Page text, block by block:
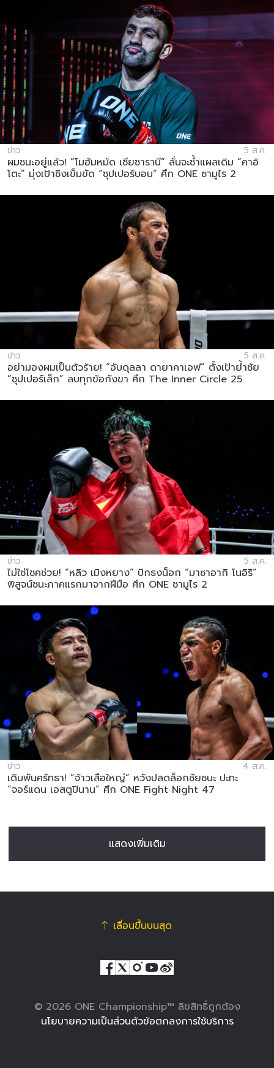
ข่าว 5 ส.ค.
ผมชนะอยู่แล้ว! “โมฮัมหมัด เซียซารานี” ลั่นจะซ้ำแผลเดิม “คาอิ
โตะ” มุ่งเป้าชิงเข็มขัด “ซุปเปอร์บอน” ศึก ONE ซามูไร 2
ข่าว 5 ส.ค.
อย่ามองผมเป็นตัวร้าย! “อับดุลลา ดายาคาเอฟ” ตั้งเป้าย้ำชัย
“ซุปเปอร์เล็ก” ลบทุกข้อกังขา ศึก The Inner Circle 25
ข่าว 5 ส.ค.
ไม่ใช่โชคช่วย! “หลิว เมิงหยาง” ปักธงน็อก “มาซาอากิ โนอิริ”
พิสูจน์ชนะภาคแรกมาจากฝีมือ ศึก ONE ซามูไร 2
ข่าว 4 ส.ค.
เดิมพันศรัทธา! “จ้าวเสือใหญ่” หวังปลดล็อกชัยชนะ ปะทะ
“จอร์แดน เอสตูปินาน” ศึก ONE Fight Night 47
แสดงเพิ่มเติม
เลื่อนขึ้นบนสุด
© 2026 ONE Championship™ ลิขสิทธิ์ถูกต้อง
นโยบายความเป็นส่วนตัวข้อตกลงการใช้บริการ